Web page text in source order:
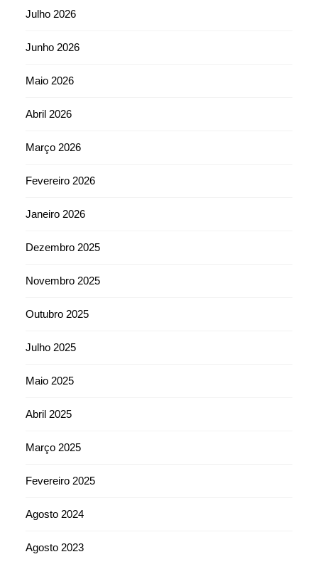
Julho 2026
Junho 2026
Maio 2026
Abril 2026
Março 2026
Fevereiro 2026
Janeiro 2026
Dezembro 2025
Novembro 2025
Outubro 2025
Julho 2025
Maio 2025
Abril 2025
Março 2025
Fevereiro 2025
Agosto 2024
Agosto 2023